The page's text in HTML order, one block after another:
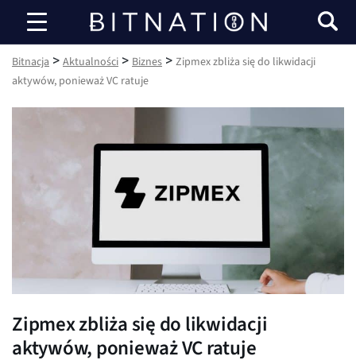
Bitnacja
Bitnacja > Aktualności > Biznes > Zipmex zbliża się do likwidacji
aktywów, ponieważ VC ratuje
Zipmex zbliża się do likwidacji
aktywów, ponieważ VC ratuje